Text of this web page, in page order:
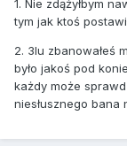
1. Nie zdążyłbym
tym jak ktoś
2. 3lu zbanowałeś
było jakoś pod
każdy może
niesłusznego bana